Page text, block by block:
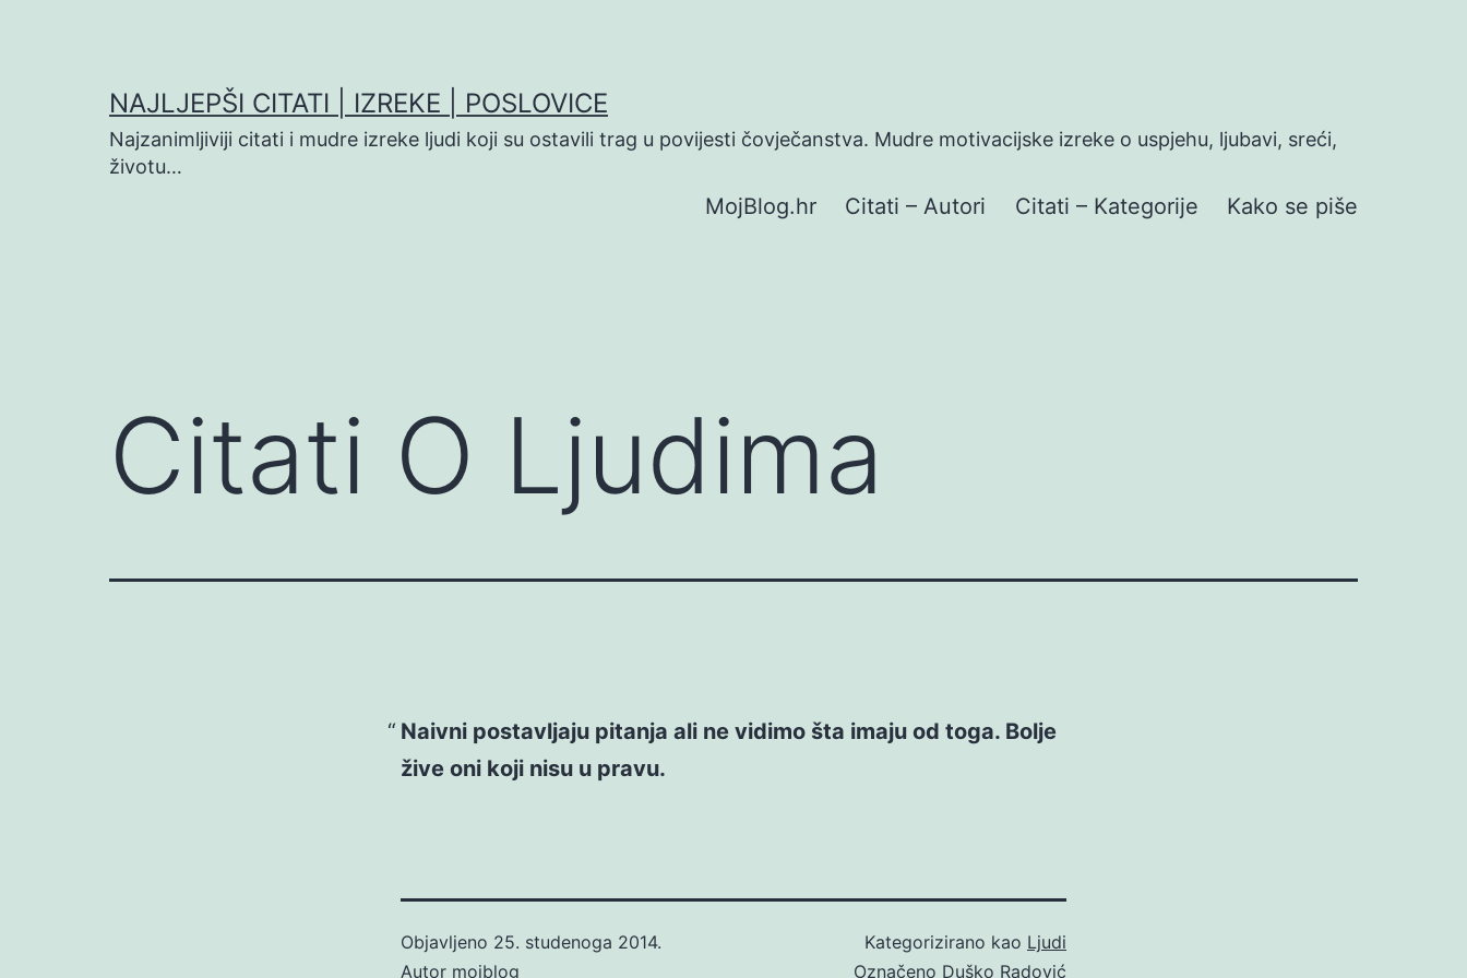
NAJLJEPŠI CITATI | IZREKE | POSLOVICE
Najzanimljiviji citati i mudre izreke ljudi koji su ostavili trag u povijesti čovječanstva. Mudre motivacijske izreke o uspjehu, ljubavi, sreći,
životu…
MojBlog.hr Citati – Autori Citati – Kategorije Kako se piše
Citati O Ljudima
Naivni postavljaju pitanja ali ne vidimo šta imaju od toga. Bolje
žive oni koji nisu u pravu.
Objavljeno 25. studenoga 2014.
Autor mojblog
Kategorizirano kao Ljudi
Označeno Duško Radović